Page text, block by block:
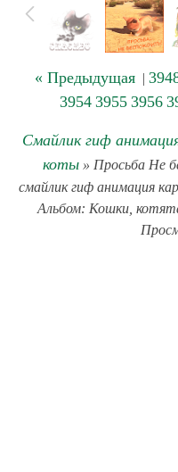
« Предыдущая |
3954 3955 3956
Смайлик гиф
коты » Просьба Не
смайлик гиф анимация
Альбом: Кошки,